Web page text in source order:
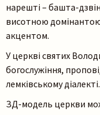
нарешті – башта-
висотною
акцентом.
У церкві святих
богослужіння,
лемківському діалекті.
ЗД-модель церкви